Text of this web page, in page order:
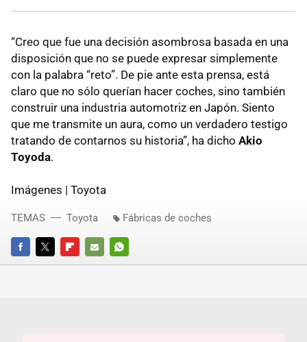
“Creo que fue una decisión asombrosa basada en una
disposición que no se puede expresar simplemente
con la palabra “reto”. De pie ante esta prensa, está
claro que no sólo querían hacer coches, sino también
construir una industria automotriz en Japón. Siento
que me transmite un aura, como un verdadero testigo
tratando de contarnos su historia”, ha dicho Akio
Toyoda.
Imágenes | Toyota
FACEBOOKTWITTERFLIPBOARD
E-
WHATSAPP
TEMAS Toyota Fábricas de coches